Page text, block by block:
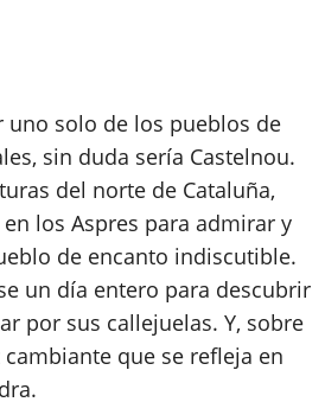
uno solo de los pueblos de
sin duda sería Castelnou.
del norte de Cataluña,
los Aspres para admirar y
de encanto indiscutible.
un día entero para descubrir
por sus callejuelas. Y, sobre
que se refleja en